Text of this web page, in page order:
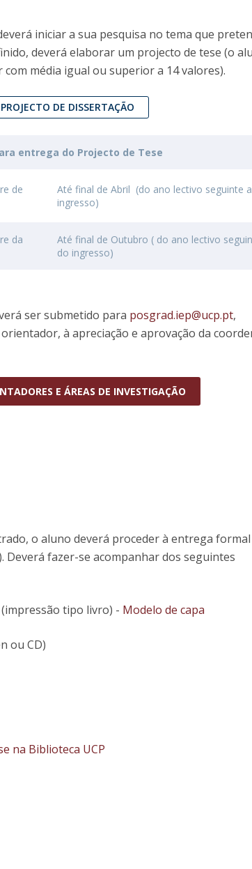
do Atlântico
Internacionais
Anual Winston Churchill
iniciar a sua pesquisa no tema que
deverá elaborar um projecto de tese (o
média igual ou superior a 14 valores).
DE DISSERTAÇÃO
entrega do Projecto de Tese
de
Até final de Abril (do ano lectivo seguinte
ingresso)
da
Até final de Outubro ( do ano lectivo
do ingresso)
ser submetido para posgrad.iep@ucp.pt,
à apreciação e aprovação da
E ÁREAS DE INVESTIGAÇÃO
o aluno deverá proceder à entrega formal
Deverá fazer-se acompanhar dos seguintes
tipo livro) - Modelo de capa
ou CD)
na Biblioteca UCP